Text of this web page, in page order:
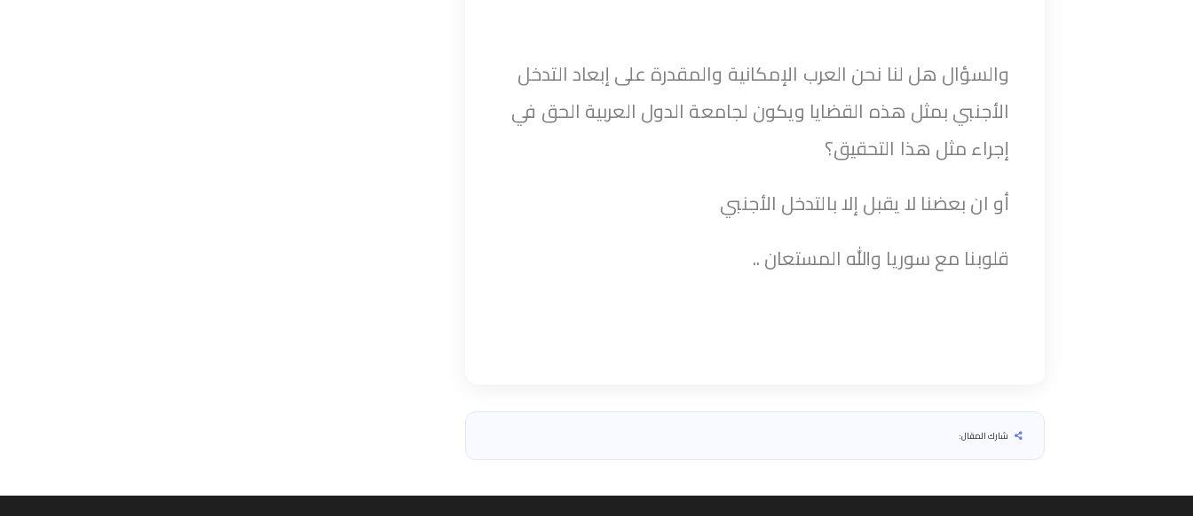
والسؤال هل لنا نحن العرب الإمكانية والمقدرة على إبعاد التدخل
الأجنبي بمثل هذه القضايا ويكون لجامعة الدول العربية الحق في
إجراء مثل هذا التحقيق؟
أو ان بعضنا لا يقبل إلا بالتدخل الأجنبي
قلوبنا مع سوريا والله المستعان ..
شارك المقال: